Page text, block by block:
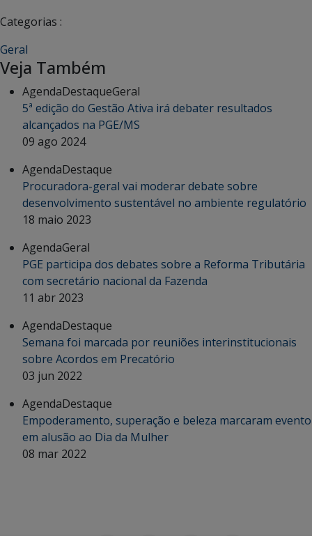
Categorias :
Geral
Veja Também
AgendaDestaqueGeral
5ª edição do Gestão Ativa irá debater resultados
alcançados na PGE/MS
09 ago 2024
AgendaDestaque
Procuradora-geral vai moderar debate sobre
desenvolvimento sustentável no ambiente regulatório
18 maio 2023
AgendaGeral
PGE participa dos debates sobre a Reforma Tributária
com secretário nacional da Fazenda
11 abr 2023
AgendaDestaque
Semana foi marcada por reuniões interinstitucionais
sobre Acordos em Precatório
03 jun 2022
AgendaDestaque
Empoderamento, superação e beleza marcaram evento
em alusão ao Dia da Mulher
08 mar 2022